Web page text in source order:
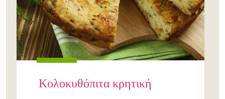
Κολοκυθόπιτα κρητική